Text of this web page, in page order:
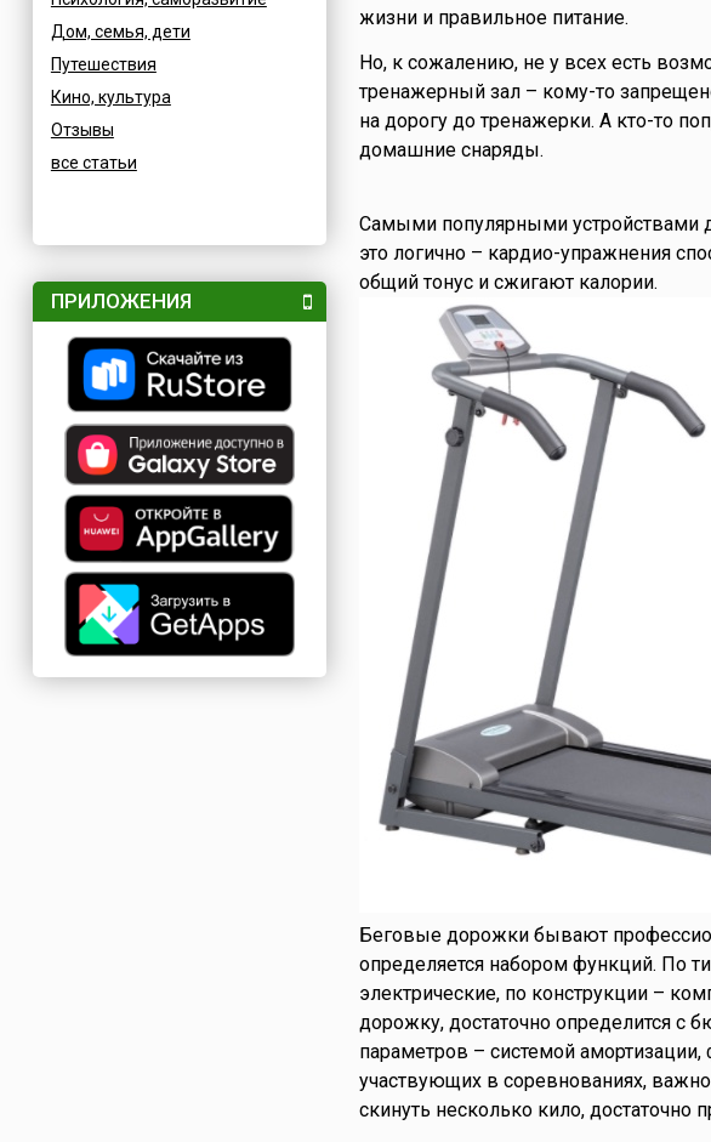
Дом, семья, дети
Путешествия
Кино, культура
Отзывы
все статьи
ПРИЛОЖЕНИЯ
жизни и правильное питание.
Но, к сожалению, не у всех есть
тренажерный зал – кому-то
на дорогу до тренажерки. А кто-то
домашние снаряды.
Самыми популярными устройствами
это логично – кардио-упражнения
общий тонус и сжигают калории.
Беговые дорожки бывают
определяется набором функций. По
электрические, по конструкции –
дорожку, достаточно определится
параметров – системой
участвующих в соревнованиях,
скинуть несколько кило, достаточно